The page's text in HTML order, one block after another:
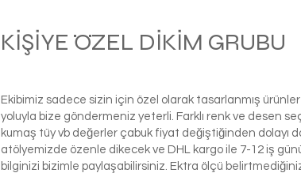
KİŞİYE ÖZEL DİKİM GRUBU
Ekibimiz sadece sizin için özel olarak tasarlanmış
yoluyla bize göndermeniz yeterli. Farklı renk ve desen
kumaş tüy vb değerler çabuk fiyat değiştiğinden dolayı
atölyemizde özenle dikecek ve DHL kargo ile 7-12 iş
bilginizi bizimle paylaşabilirsiniz. Ektra ölçü